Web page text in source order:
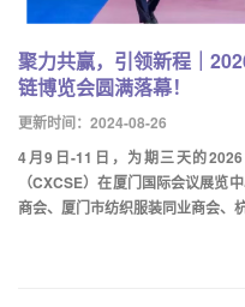
聚力共赢，引领新程｜
链博览会圆满落幕！
更新时间：2024-08-26
4月9日-11日，为期三天的
（CXCSE）在厦门国际会议展览
商会、厦门市纺织服装同业商会、